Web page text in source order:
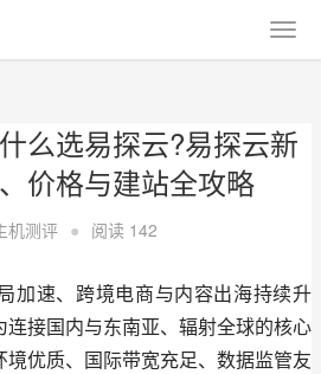
么选易探云?易探云新
价格与建站全攻略
机测评 ● 阅读 142
加速、跨境电商与内容出海持续升
接国内与东南亚、辐射全球的核心
优质、国际带宽充足、数据监管友